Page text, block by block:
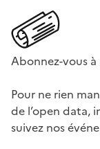
Abonnez-vous
Pour ne rien
de l’open data,
suivez nos